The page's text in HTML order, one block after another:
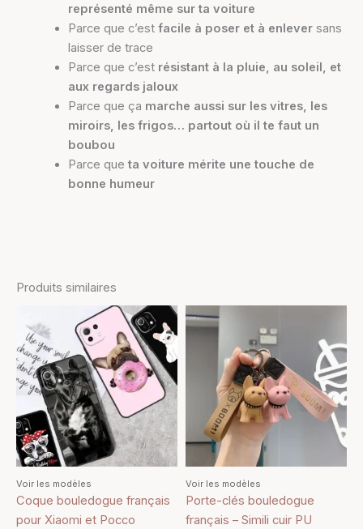
représenté même sur ta voiture
Parce que c’est facile à poser et à enleversans
laisser de trace
Parce que c’est résistant à la pluie, au soleil, et
aux regards jaloux
Parce que ça marche aussi sur les vitres, les
miroirs, les frigos… partout où il te faut un
boubou
Parce que ta voiture mérite une touche de
bonne humeur
Produits similaires
Voir les modèles
Coque bouledogue français
pour Xiaomi et Pocco
Ce
produit
a
plusieurs
variations.
Les
options
peuvent
être
sur
Voir les modèles
Porte-clés bouledogue
français – Simili cuir PU
plusieurs
variations.
Les
options
peuvent
être
sur